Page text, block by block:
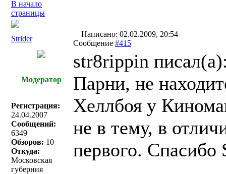
В начало
страницы
Strider
Написано: 02.02.2009, 20:54
Сообщение #415
Модератор
Регистрация:
24.04.2007
Сообщений:
6349
Обзоров: 10
Откуда:
Московская
губерния
str8rippin
Парни, не
Хеллбоя у
не в тему, в
первого. Спасибо